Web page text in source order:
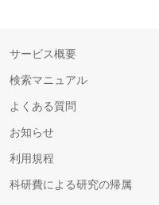
サービス概要
検索マニュアル
よくある質問
お知らせ
利用規程
科研費による研究の帰属